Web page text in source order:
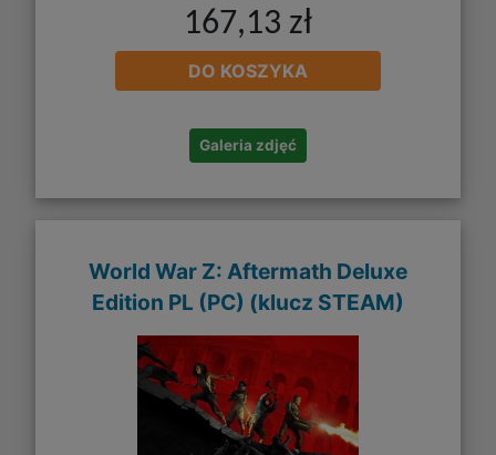
167,13 zł
DO KOSZYKA
Galeria zdjęć
World War Z: Aftermath Deluxe
Edition PL (PC) (klucz STEAM)